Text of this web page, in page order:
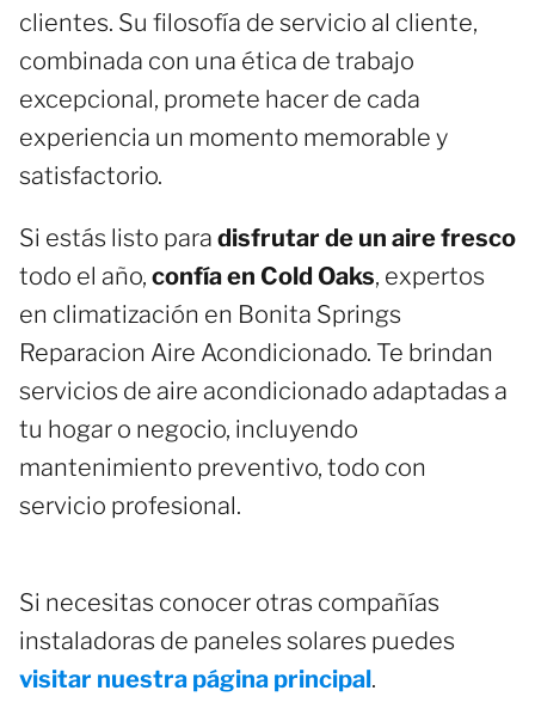
clientes. Su filosofía de servicio al cliente,
combinada con una ética de trabajo
excepcional, promete hacer de cada
experiencia un momento memorable y
satisfactorio.
Si estás listo para disfrutar de un aire fresco
todo el año, confía en Cold Oaks, expertos
en climatización en Bonita Springs
Reparacion Aire Acondicionado. Te brindan
servicios de aire acondicionado adaptadas a
tu hogar o negocio, incluyendo
mantenimiento preventivo, todo con
servicio profesional.
Si necesitas conocer otras compañías
instaladoras de paneles solares puedes
visitar nuestra página principal.